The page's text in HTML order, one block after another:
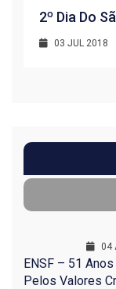
2º Dia Do
03 JUL 2018
04
ENSF – 51
Pelos Valores